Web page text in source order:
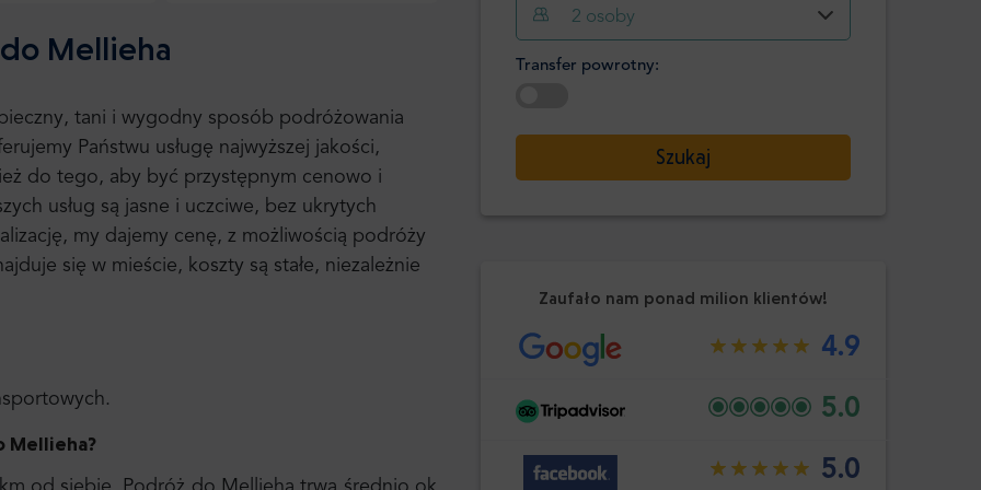
Godzina
: Potwierdź
2 osoby
Transfer powrotny:
Szukaj
Zaufało nam ponad milion klientów!
4.9
5.0
5.0
Mellieha
tani i wygodny sposób podróżowania
Państwu usługę najwyższej jakości,
do tego, aby być przystępnym cenowo i
usług są jasne i uczciwe, bez ukrytych
my dajemy cenę, z możliwością podróży
się w mieście, koszty są stałe, niezależnie
Mellieha?